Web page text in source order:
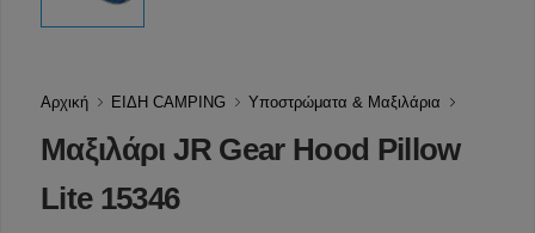
Αρχική ΕΙΔΗ CAMPING Υποστρώματα & Μαξιλάρια
Μαξιλάρι JR Gear Hood Pillow
Lite 15346